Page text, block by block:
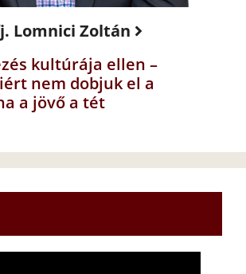
Lomnici Zoltán
kultúrája ellen –
nem dobjuk el a
a jövő a tét